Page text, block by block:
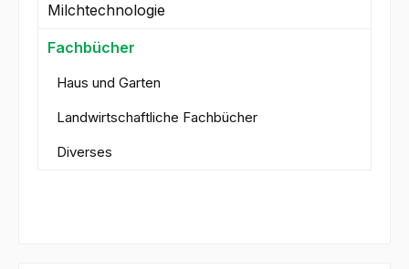
Milchtechnologie
Fachbücher
Haus und Garten
Landwirtschaftliche Fachbücher
Diverses